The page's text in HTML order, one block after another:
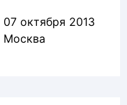
07 октября 2013
Москва